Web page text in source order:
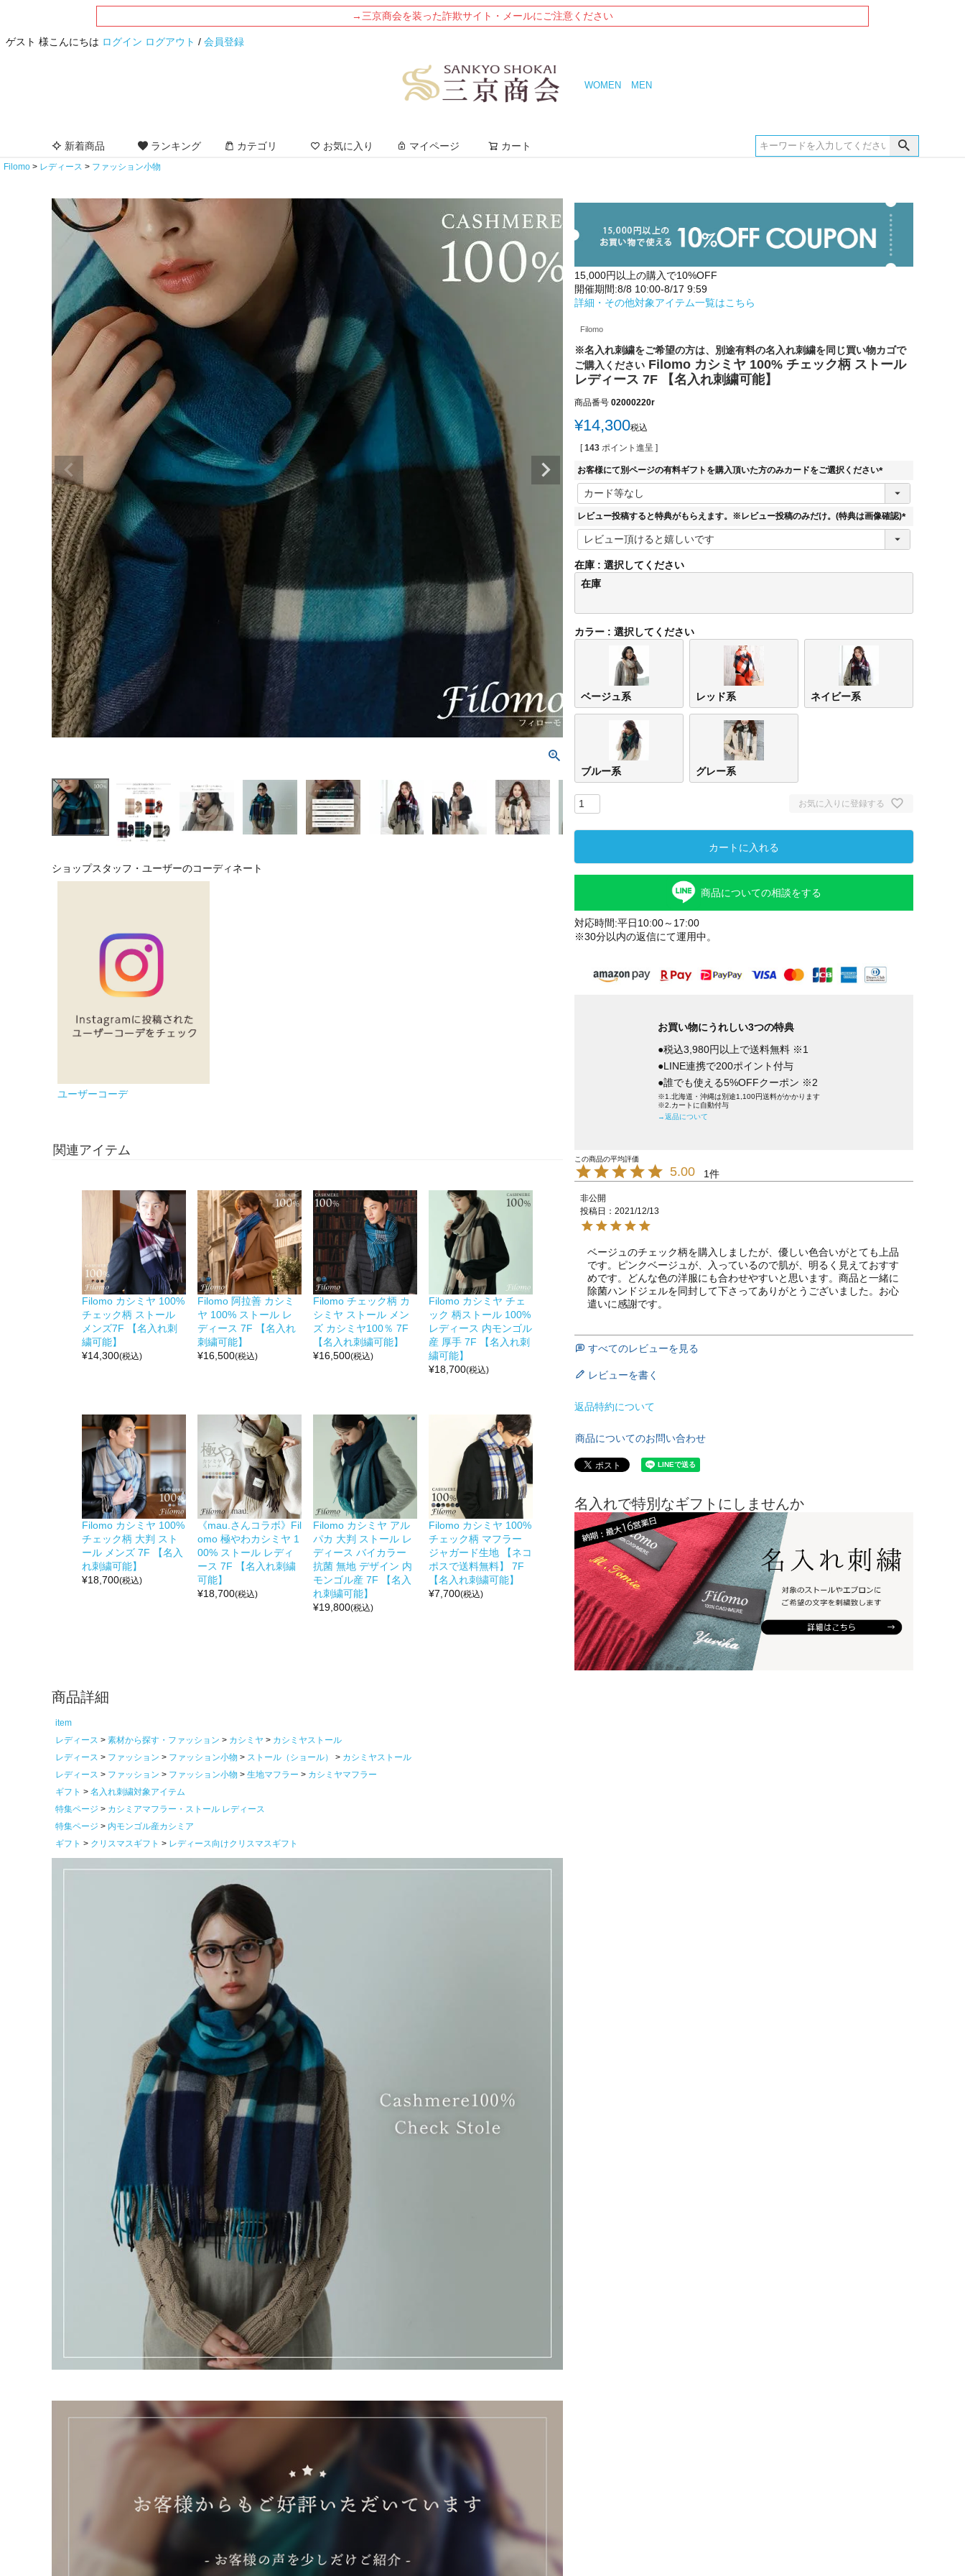
→三京商会を装った詐欺サイト・メールにご注意ください
ゲスト 様こんにちは ログイン ログアウト / 会員登録
WOMEN MEN
新着商品 ランキング カテゴリ お気に入り マイページ カート
Filomo レディース ファッション小物
ショップスタッフ・ユーザーのコーディネート
ユーザーコーデ
関連アイテム
Filomo カシミヤ 100%
チェック柄 ストール
メンズ7F 【名入れ刺
繍可能】
¥14,300(税込)
Filomo 阿拉善 カシミ
ヤ 100% ストール レ
ディース 7F 【名入れ
刺繍可能】
¥16,500(税込)
Filomo チェック柄 カ
シミヤ ストール メン
ズ カシミヤ100％ 7F
【名入れ刺繍可能】
¥16,500(税込)
Filomo カシミヤ チェ
ック 柄ストール 100%
レディース 内モンゴル
産 厚手 7F 【名入れ刺
繍可能】
¥18,700(税込)
Filomo カシミヤ 100%
チェック柄 大判 スト
ール メンズ 7F 【名入
れ刺繍可能】
¥18,700(税込)
《mau.さんコラボ》Fil
omo 極やわカシミヤ 1
00% ストール レディ
ース 7F 【名入れ刺繍
可能】
¥18,700(税込)
Filomo カシミヤ アル
パカ 大判 ストール レ
ディース バイカラー
抗菌 無地 デザイン 内
モンゴル産 7F 【名入
れ刺繍可能】
¥19,800(税込)
Filomo カシミヤ 100%
チェック柄 マフラー
ジャガード生地 【ネコ
ポスで送料無料】 7F
【名入れ刺繍可能】
¥7,700(税込)
商品詳細
item
レディース
素材から探す・ファッション カシミヤ
カシミヤストール
レディース
ファッション ファッション小物 ストール（ショール）
カシミヤストール
レディース
ファッション ファッション小物 生地マフラー
カシミヤマフラー
ギフト
名入れ刺繍対象アイテム
特集ページ
カシミアマフラー・ストール レディース
特集ページ
内モンゴル産カシミア
ギフト
クリスマスギフト レディース向けクリスマスギフト
15,000円以上の購入で10%OFF
開催期間:8/8 10:00-8/17 9:59
詳細・その他対象アイテム一覧はこちら
Filomo
※名入れ刺繍をご希望の方は、別途有料の名入れ刺繍を同じ買い物カゴで
ご購入ください Filomo カシミヤ 100% チェック柄 ストール
レディース 7F 【名入れ刺繍可能】
商品番号 02000220r
¥14,300税込
[ 143 ポイント進呈 ]
お客様にて別ページの有料ギフトを購入頂いた方のみカードをご選択ください
(
須
レビュー投稿すると特典がもらえます。※レビュー投稿のみだけ。(特典は画像確認)
(
)
在庫
選択してください
在庫
カラー 選択してください
ベージュ系 レッド系 ネイビー系
ブルー系 グレー系
お気に入りに登録する
カートに入れる
商品についての相談をする
対応時間:平日10:00～17:00
※30分以内の返信にて運用中。
お買い物にうれしい3つの特典
●税込3,980円以上で送料無料 ※1
●LINE連携で200ポイント付与
●誰でも使える5%OFFクーポン ※2
※1.北海道・沖縄は別途1,100円送料がかかります
※2.カートに自動付与
→返品について
5.00 1
非公開
投稿日
2021/12/13
ベージュのチェック柄を購入しましたが、優しい色合いがとても上品
です。ピンクベージュが、入っているので肌が、明るく見えておすす
めです。どんな色の洋服にも合わせやすいと思います。商品と一緒に
除菌ハンドジェルを同封して下さってありがとうございました。お心
遣いに感謝です。
すべてのレビューを見る
レビューを書く
返品特約について
商品についてのお問い合わせ
名入れで特別なギフトにしませんか